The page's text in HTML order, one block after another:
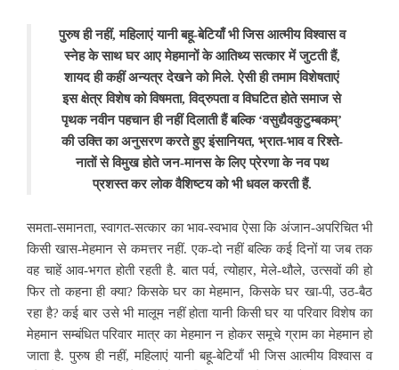
पुरुष ही नहीं, महिलाएं यानी बहू-बेटियाँ भी जिस आत्मीय विश्वास व
स्नेह के साथ घर आए मेहमानों के आतिथ्य सत्कार में जुटती हैं,
शायद ही कहीं अन्यत्र देखने को मिले.ऐसी ही तमाम विशेषताएं
इस क्षेत्र विशेष को विषमता, विद्रुपता व विघटित होते समाज से
पृथक नवीन पहचान ही नहीं दिलाती हैं बल्कि ‘वसुद्यैवकुटुम्बकम्’
की उक्ति का अनुसरण करते हुए इंसानियत, भ्रात-भाव व रिश्ते-
नातों से विमुख होते जन-मानस के लिए प्रेरणा के नव पथ
प्रशस्त कर लोक वैशिष्टय को भी धवल करती हैं.
समता-समानता, स्वागत-सत्कार का भाव-स्वभाव ऐसा कि अंजान-अपरिचित भी
किसी खास-मेहमान से कमत्तर नहीं. एक-दो नहीं बल्कि कई दिनों या जब तक
वह चाहें आव-भगत होती रहती है.बात पर्व, त्योहार, मेले-थौले, उत्सवों की हो
फिर तो कहना ही क्या? किसके घर का मेहमान, किसके घर खा-पी, उठ-बैठ
रहा है? कई बार उसे भी मालूम नहीं होता यानी किसी घर या परिवार विशेष का
मेहमान सम्बंधित परिवार मात्र का मेहमान न होकर समूचे ग्राम का मेहमान हो
जाता है. पुरुष ही नहीं, महिलाएं यानी बहू-बेटियाँ भी जिस आत्मीय विश्वास व